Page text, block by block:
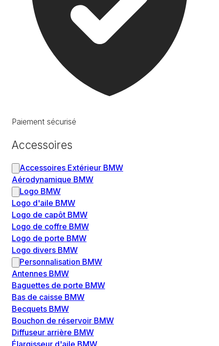
Paiement sécurisé
Accessoires
Accessoires Extérieur BMW
Aérodynamique BMW
Logo BMW
Logo d'aile BMW
Logo de capôt BMW
Logo de coffre BMW
Logo de porte BMW
Logo divers BMW
Personnalisation BMW
Antennes BMW
Baguettes de porte BMW
Bas de caisse BMW
Becquets BMW
Bouchon de réservoir BMW
Diffuseur arrière BMW